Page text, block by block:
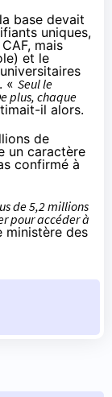
base devait
uniques,
mais
et le
« Seul le
plus, chaque
il alors.
de
un caractère
confirmé à
de 5,2 millions
pour accéder à
ministère des